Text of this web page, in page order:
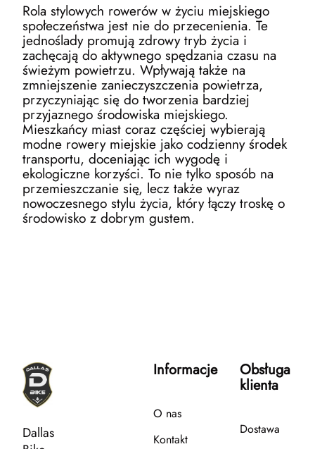
Rola stylowych rowerów w życiu miejskiego
społeczeństwa jest nie do przecenienia. Te
jednoślady promują zdrowy tryb życia i
zachęcają do aktywnego spędzania czasu na
świeżym powietrzu. Wpływają także na
zmniejszenie zanieczyszczenia powietrza,
przyczyniając się do tworzenia bardziej
przyjaznego środowiska miejskiego.
Mieszkańcy miast coraz częściej wybierają
modne rowery miejskie jako codzienny środek
transportu, doceniając ich wygodę i
ekologiczne korzyści. To nie tylko sposób na
przemieszczanie się, lecz także wyraz
nowoczesnego stylu życia, który łączy troskę o
środowisko z dobrym gustem.
Dallas
Informacje
O nas
Kontakt
Obsługa
klienta
Dostawa